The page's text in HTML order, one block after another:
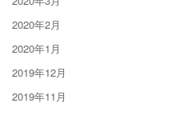
2020年2月
2020年1月
2019年12月
2019年11月